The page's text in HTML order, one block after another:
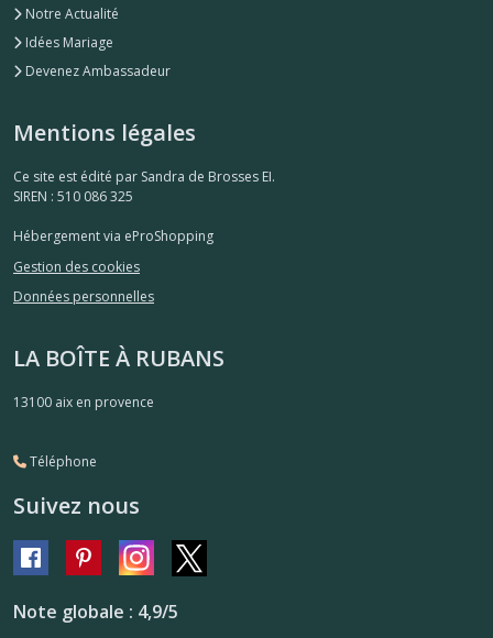
Notre Actualité
Idées Mariage
Devenez Ambassadeur
Mentions légales
Ce site est édité par Sandra de Brosses EI.
SIREN : 510 086 325
Hébergement via eProShopping
Gestion des cookies
Données personnelles
LA BOÎTE À RUBANS
13100 aix en provence
Téléphone
Suivez nous
Note globale : 4,9/5